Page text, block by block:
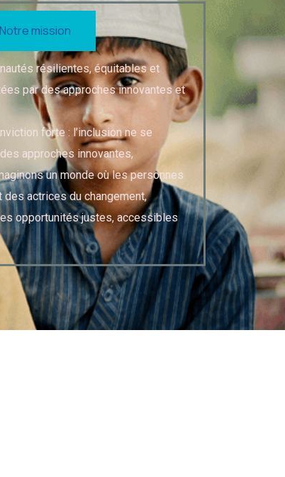
Notre mission
résilientes, équitables et
par des approches innovantes et
forte : l’inclusion ne se
approches innovantes,
un monde où les personnes
actrices du changement,
opportunités justes, accessibles